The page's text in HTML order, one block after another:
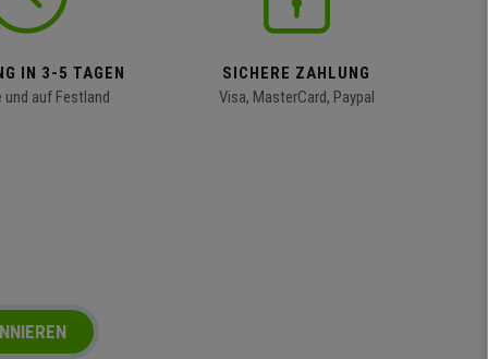
IN 3-5 TAGEN
und auf Festland
SICHERE ZAHLUNG
Visa, MasterCard, Paypal